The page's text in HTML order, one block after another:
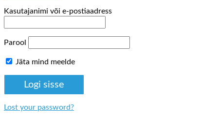
Kasutajanimi või e-postiaadress
Parool
Jäta mind meelde
Lost your password?